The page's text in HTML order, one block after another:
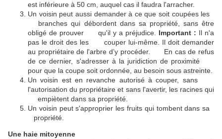
est inférieure à 50 cm, auquel cas il faudra l'arracher.
Un voisin peut aussi demander à ce que soit coupées les
branches qui débordent dans sa propriété, sans être
obligé de prouver qu'il y a préjudice. Important : Il n'a
pas le droit des les couper lui-même. Il doit demander
au propriétaire de l'arbre d’y procéder. En cas de refus
de ce dernier, s'adresser à la juridiction de proximité
pour que la coupe soit ordonnée, au besoin sous astreinte.
Un voisin est en revanche autorisé à couper, sans
l'autorisation du propriétaire et sans l'avertir, les racines qui
empiètent dans sa propriété.
Un voisin peut s'approprier les fruits qui tombent dans sa
propriété.
Une haie mitoyenne